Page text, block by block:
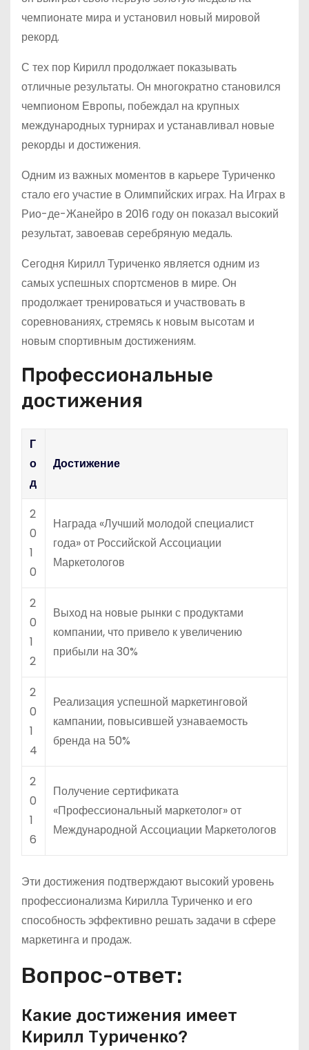
чемпионате мира и установил новый мировой
рекорд.
С тех пор Кирилл продолжает показывать
отличные результаты. Он многократно становился
чемпионом Европы, побеждал на крупных
международных турнирах и устанавливал новые
рекорды и достижения.
Одним из важных моментов в карьере Туриченко
стало его участие в Олимпийских играх. На Играх в
Рио-де-Жанейро в 2016 году он показал высокий
результат, завоевав серебряную медаль.
Сегодня Кирилл Туриченко является одним из
самых успешных спортсменов в мире. Он
продолжает тренироваться и участвовать в
соревнованиях, стремясь к новым высотам и
новым спортивным достижениям.
Профессиональные
достижения
Г
о
д
Достижение
2
0
1
0
Награда «Лучший молодой специалист
года» от Российской Ассоциации
Маркетологов
2
0
1
2
Выход на новые рынки с продуктами
компании, что привело к увеличению
прибыли на 30%
2
0
1
4
Реализация успешной маркетинговой
кампании, повысившей узнаваемость
бренда на 50%
2
0
1
6
Получение сертификата
«Профессиональный маркетолог» от
Международной Ассоциации Маркетологов
Эти достижения подтверждают высокий уровень
профессионализма Кирилла Туриченко и его
способность эффективно решать задачи в сфере
маркетинга и продаж.
Вопрос-ответ:
Какие достижения имеет
Кирилл Туриченко?